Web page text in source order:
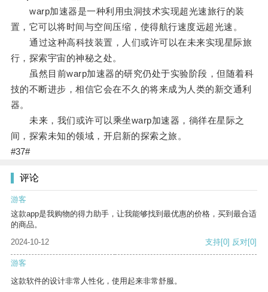
warp加速器是一种利用虫洞技术实现超光速旅行的装
置，它可以将时间与空间压缩，使得航行速度远超光速。
通过这种高科技装置，人们或许可以在未来实现星际旅
行，探索宇宙的神秘之处。
虽然目前warp加速器的研究仍处于实验阶段，但随着科
技的不断进步，相信它会在不久的将来成为人类的新交通利
器。
未来，我们或许可以乘坐warp加速器，徜徉在星际之
间，探索未知的领域，开启新的探索之旅。
#37#
评论
游客
这款app是我购物的得力助手，让我能够找到最优惠的价格，买到最合适
的商品。
2024-10-12
支持[0] 反对[0]
游客
这款软件的设计非常人性化，使用起来非常舒服。